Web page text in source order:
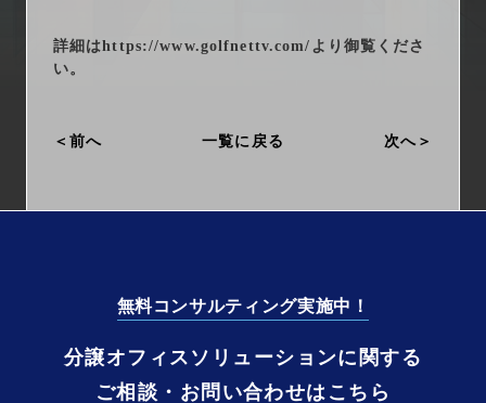
最新情報 arrow_right_alt
プライバシーポリシー
勧誘方針
詳細はhttps://www.golfnettv.com/ より御覧くださ
い。
前へ 一覧に戻る 次へ
無料コンサルティング実施中！
分譲オフィスソリューションに関する
ご相談・お問い合わせはこちら